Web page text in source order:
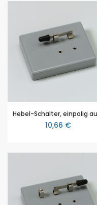
10,66 €